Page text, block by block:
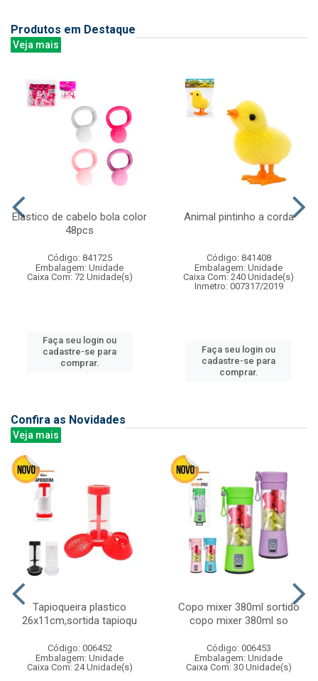
Produtos em Destaque
Veja mais
Elastico de cabelo bola color
48pcs
Código: 841725
Embalagem: Unidade
Caixa Com: 72 Unidade(s)
Faça seu login ou
cadastre-se para
comprar.
Animal pintinho a corda
Código: 841408
Embalagem: Unidade
Caixa Com: 240 Unidade(s)
Inmetro: 007317/2019
Faça seu login ou
cadastre-se para
comprar.
Confira as Novidades
Veja mais
Tapioqueira plastico
26x11cm,sortida tapioqu
Código: 006452
Embalagem: Unidade
Caixa Com: 24 Unidade(s)
Copo mixer 380ml sortido
copo mixer 380ml so
Código: 006453
Embalagem: Unidade
Caixa Com: 30 Unidade(s)